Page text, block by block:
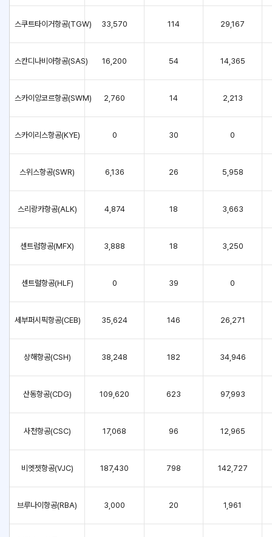
스쿠트타이거항공(TGW) 33,570 114 29,167
스칸디나비아항공(SAS) 16,200 54 14,365
스카이앙코르항공(SWM) 2,760 14 2,213
스카이리스항공(KYE) 0 30 0
스위스항공(SWR) 6,136 26 5,958
스리랑카항공(ALK) 4,874 18 3,663
센트럼항공(MFX) 3,888 18 3,250
센트럴항공(HLF) 0 39 0
세부퍼시픽항공(CEB) 35,624 146 26,271
상해항공(CSH) 38,248 182 34,946
산동항공(CDG) 109,620 623 97,993
사천항공(CSC) 17,068 96 12,965
비엣젯항공(VJC) 187,430 798 142,727
브루나이항공(RBA) 3,000 20 1,961